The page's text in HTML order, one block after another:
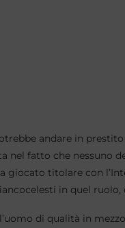
andare in
nel fatto che nessuno
giocato titolare con
in quel
di qualità in